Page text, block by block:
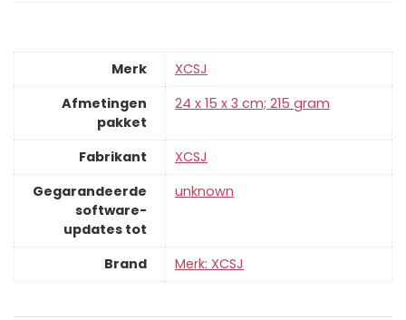
Merk
‎XCSJ
Afmetingen
pakket
‎24 x 15 x 3 cm; 215 gram
Fabrikant
‎XCSJ
Gegarandeerde
software-
updates tot
‎unknown
Brand Merk: XCSJ